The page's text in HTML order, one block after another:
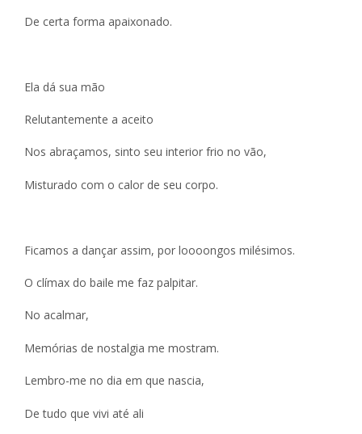
De certa forma apaixonado.
Ela dá sua mão
Relutantemente a aceito
Nos abraçamos, sinto seu interior frio no vão,
Misturado com o calor de seu corpo.
Ficamos a dançar assim, por loooongos milésimos.
O clímax do baile me faz palpitar.
No acalmar,
Memórias de nostalgia me mostram.
Lembro-me no dia em que nascia,
De tudo que vivi até ali